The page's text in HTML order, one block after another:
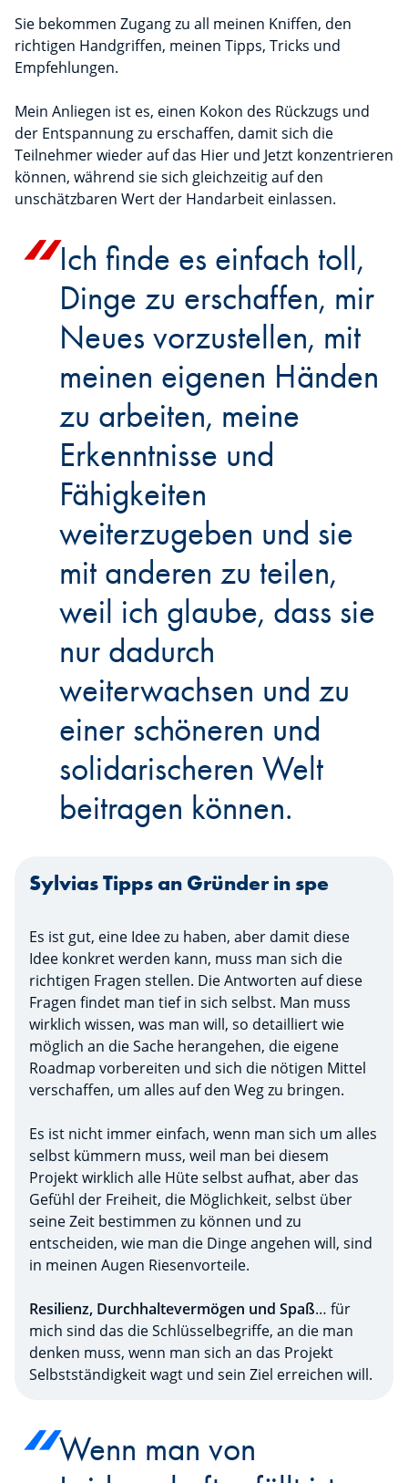
Sie bekommen Zugang zu all meinen Kniffen, den
richtigen Handgriffen, meinen Tipps, Tricks und
Empfehlungen.
Mein Anliegen ist es, einen Kokon des Rückzugs und
der Entspannung zu erschaffen, damit sich die
Teilnehmer wieder auf das Hier und Jetzt konzentrieren
können, während sie sich gleichzeitig auf den
unschätzbaren Wert der Handarbeit einlassen.
Ich finde es einfach toll,
Dinge zu erschaffen, mir
Neues vorzustellen, mit
meinen eigenen Händen
zu arbeiten, meine
Erkenntnisse und
Fähigkeiten
weiterzugeben und sie
mit anderen zu teilen,
weil ich glaube, dass sie
nur dadurch
weiterwachsen und zu
einer schöneren und
solidarischeren Welt
beitragen können.
Sylvias Tipps an Gründer in spe
Es ist gut, eine Idee zu haben, aber damit diese
Idee konkret werden kann, muss man sich die
richtigen Fragen stellen. Die Antworten auf diese
Fragen findet man tief in sich selbst. Man muss
wirklich wissen, was man will, so detailliert wie
möglich an die Sache herangehen, die eigene
Roadmap vorbereiten und sich die nötigen Mittel
verschaffen, um alles auf den Weg zu bringen.
Es ist nicht immer einfach, wenn man sich um alles
selbst kümmern muss, weil man bei diesem
Projekt wirklich alle Hüte selbst aufhat, aber das
Gefühl der Freiheit, die Möglichkeit, selbst über
seine Zeit bestimmen zu können und zu
entscheiden, wie man die Dinge angehen will, sind
in meinen Augen Riesenvorteile.
Resilienz, Durchhaltevermögen und Spaß… für
mich sind das die Schlüsselbegriffe, an die man
denken muss, wenn man sich an das Projekt
Selbstständigkeit wagt und sein Ziel erreichen will.
Wenn man von